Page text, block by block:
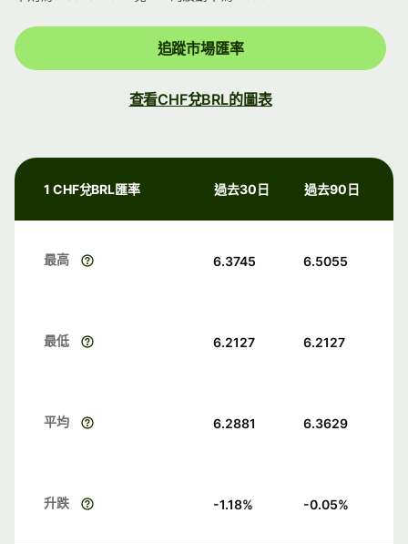
追蹤市場匯率
查看CHF兌BRL的圖表
1 CHF兌BRL匯率 過去30日 過去90日
最高 6.3745 6.5055
最低 6.2127 6.2127
平均 6.2881 6.3629
升跌 -1.18% -0.05%